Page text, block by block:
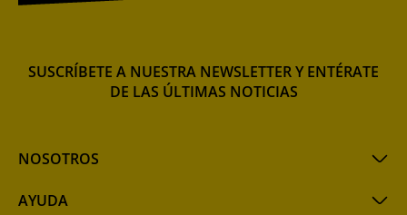
NOSOTROS
AYUDA
SUSCRÍBETE A NUESTRA NEWSLETTER Y ENTÉRATE
DE LAS ÚLTIMAS NOTICIAS